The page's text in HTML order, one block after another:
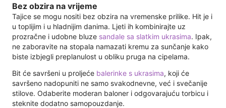
Bez obzira na vrijeme
Tajice se mogu nositi bez obzira na vremenske prilike. Hit je i
u toplijim i u hladnijim danima. Ljeti ih kombinirajte uz
prozračne i udobne bluze sandale sa slatkim ukrasima. Ipak,
ne zaboravite na stopala namazati kremu za sunčanje kako
biste izbjegli preplanulost u obliku pruga na cipelama.
Bit će savršeni u proljeće balerinke s ukrasima, koji će
savršeno nadopuniti ne samo svakodnevne, već i svečanije
stilove. Odaberite moderan baloner i odgovarajuću torbicu i
steknite dodatno samopouzdanje.